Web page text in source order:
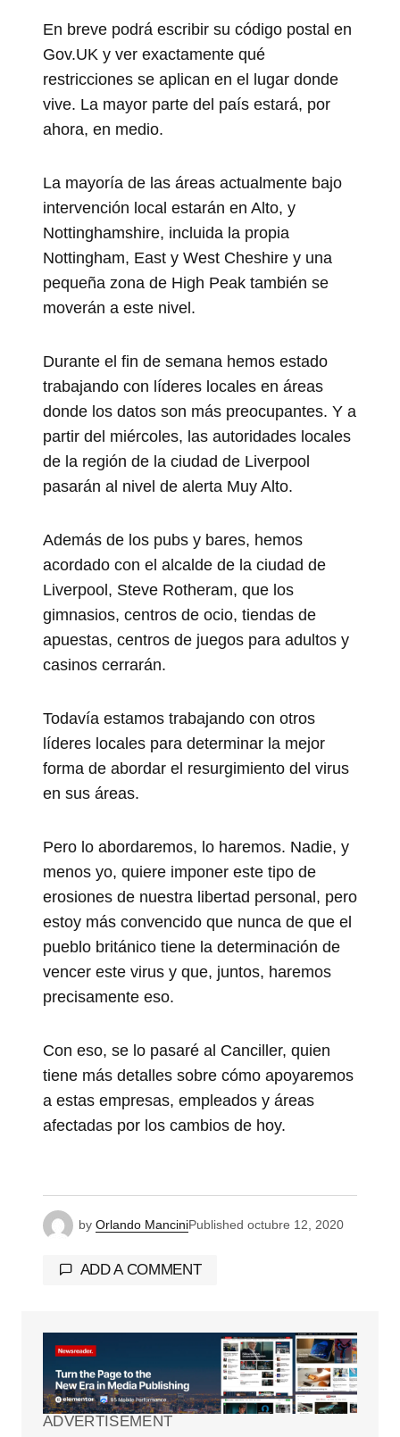
En breve podrá escribir su código postal en
Gov.UK y ver exactamente qué
restricciones se aplican en el lugar donde
vive. La mayor parte del país estará, por
ahora, en medio.
La mayoría de las áreas actualmente bajo
intervención local estarán en Alto, y
Nottinghamshire, incluida la propia
Nottingham, East y West Cheshire y una
pequeña zona de High Peak también se
moverán a este nivel.
Durante el fin de semana hemos estado
trabajando con líderes locales en áreas
donde los datos son más preocupantes. Y a
partir del miércoles, las autoridades locales
de la región de la ciudad de Liverpool
pasarán al nivel de alerta Muy Alto.
Además de los pubs y bares, hemos
acordado con el alcalde de la ciudad de
Liverpool, Steve Rotheram, que los
gimnasios, centros de ocio, tiendas de
apuestas, centros de juegos para adultos y
casinos cerrarán.
Todavía estamos trabajando con otros
líderes locales para determinar la mejor
forma de abordar el resurgimiento del virus
en sus áreas.
Pero lo abordaremos, lo haremos. Nadie, y
menos yo, quiere imponer este tipo de
erosiones de nuestra libertad personal, pero
estoy más convencido que nunca de que el
pueblo británico tiene la determinación de
vencer este virus y que, juntos, haremos
precisamente eso.
Con eso, se lo pasaré al Canciller, quien
tiene más detalles sobre cómo apoyaremos
a estas empresas, empleados y áreas
afectadas por los cambios de hoy.
by Orlando ManciniPublished octubre 12, 2020
ADD A COMMENT
Tu dirección de correo electrónico no será
Los campos obligatorios están
marcados con*
ADVERTISEMENT